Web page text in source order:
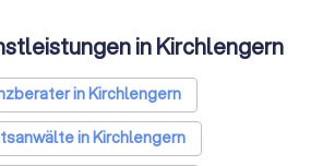
in Kirchlengern
in Kirchlengern
in Kirchlengern